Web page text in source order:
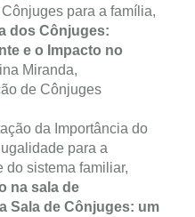
para a família,
dos Cônjuges:
e o Impacto no
Miranda,
de Cônjuges
da Importância do
para a
do sistema familiar,
na sala de
Sala de Cônjuges: um